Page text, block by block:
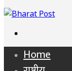
for
Home